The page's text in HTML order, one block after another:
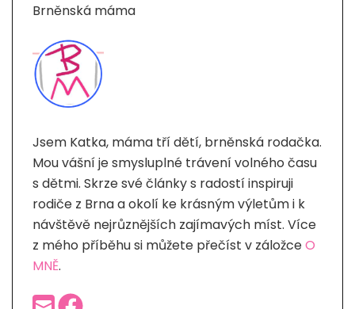
Brněnská máma
Jsem Katka, máma tří dětí, brněnská rodačka.
Mou vášní je smysluplné trávení volného času
s dětmi. Skrze své články s radostí inspiruji
rodiče z Brna a okolí ke krásným výletům i k
návštěvě nejrůznějších zajímavých míst. Více
z mého příběhu si můžete přečíst v záložceO
MNĚ.